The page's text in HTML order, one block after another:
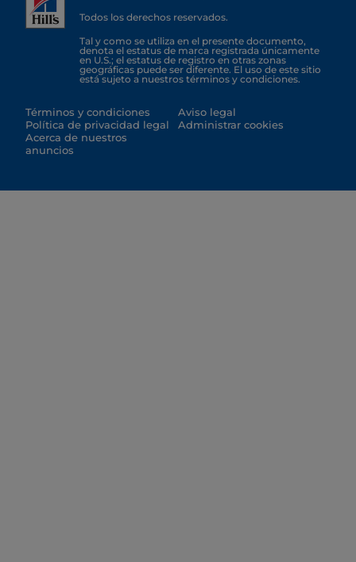
Todos los derechos reservados.
Tal y como se utiliza en el presente documento,
denota el estatus de marca registrada únicamente
en U.S.; el estatus de registro en otras zonas
geográficas puede ser diferente. El uso de este sitio
está sujeto a nuestros términos y condiciones.
Términos y condiciones
Política de privacidad legal
Acerca de nuestros
anuncios
Aviso legal
Administrar cookies